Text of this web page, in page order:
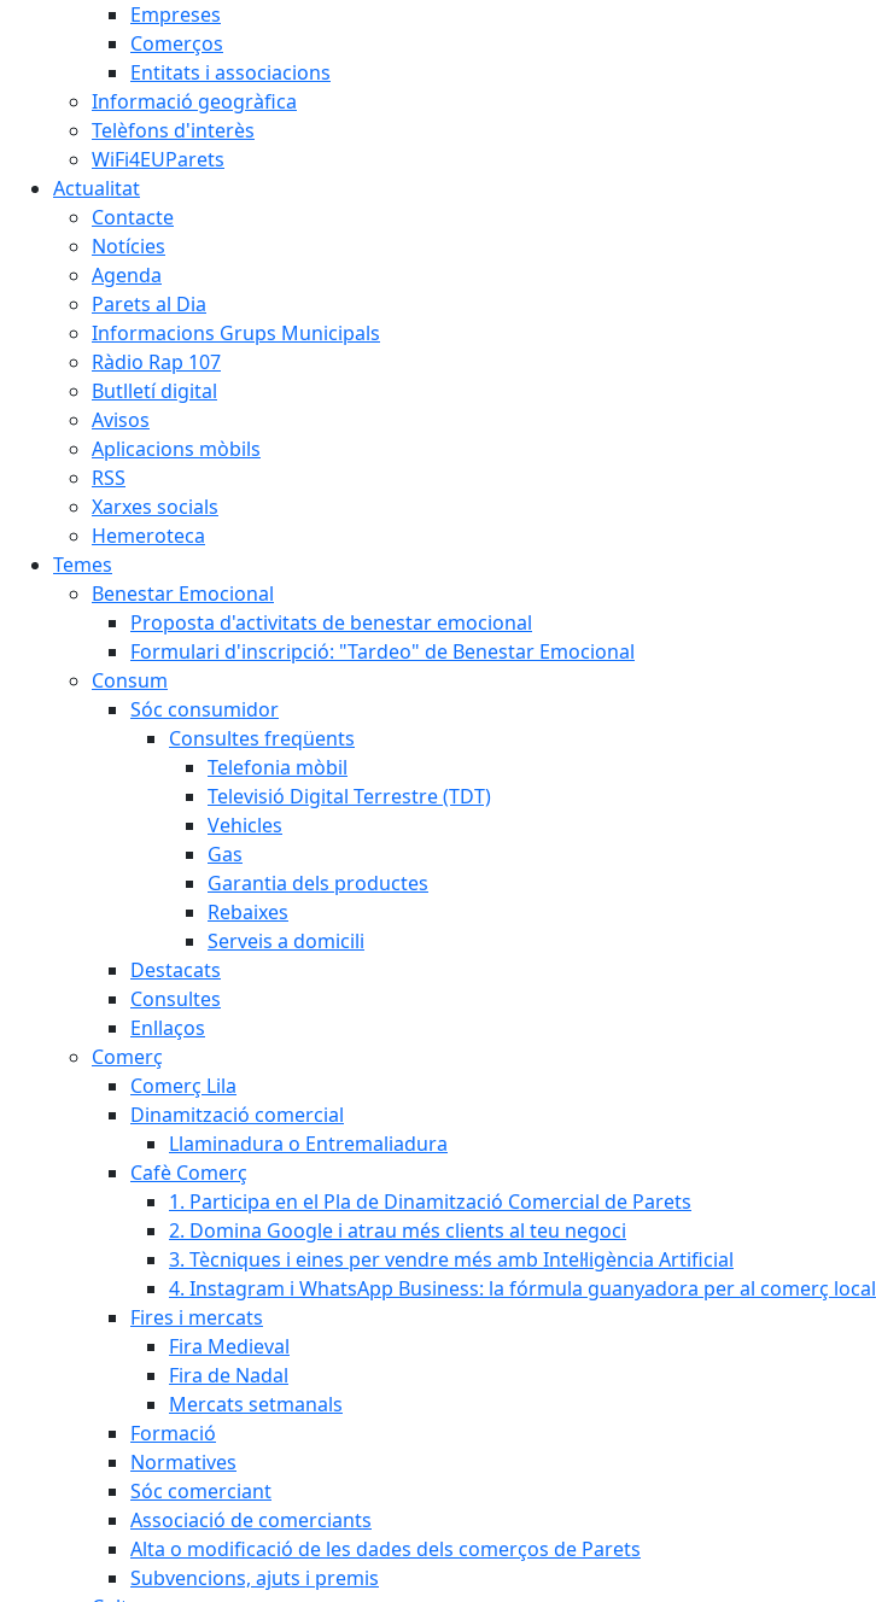
Empreses
Comerços
Entitats i associacions
Informació geogràfica
Telèfons d'interès
WiFi4EUParets
Actualitat
Contacte
Notícies
Agenda
Parets al Dia
Informacions Grups Municipals
Ràdio Rap 107
Butlletí digital
Avisos
Aplicacions mòbils
RSS
Xarxes socials
Hemeroteca
Temes
Benestar Emocional
Proposta d'activitats de benestar emocional
Formulari d'inscripció: "Tardeo" de Benestar Emocional
Consum
Sóc consumidor
Consultes freqüents
Telefonia mòbil
Televisió Digital Terrestre (TDT)
Vehicles
Gas
Garantia dels productes
Rebaixes
Serveis a domicili
Destacats
Consultes
Enllaços
Comerç
Comerç Lila
Dinamització comercial
Llaminadura o Entremaliadura
Cafè Comerç
1. Participa en el Pla de Dinamització Comercial de Parets
2. Domina Google i atrau més clients al teu negoci
3. Tècniques i eines per vendre més amb Intel·ligència Artificial
4. Instagram i WhatsApp Business: la fórmula guanyadora per al comerç local
Fires i mercats
Fira Medieval
Fira de Nadal
Mercats setmanals
Formació
Normatives
Sóc comerciant
Associació de comerciants
Alta o modificació de les dades dels comerços de Parets
Subvencions, ajuts i premis